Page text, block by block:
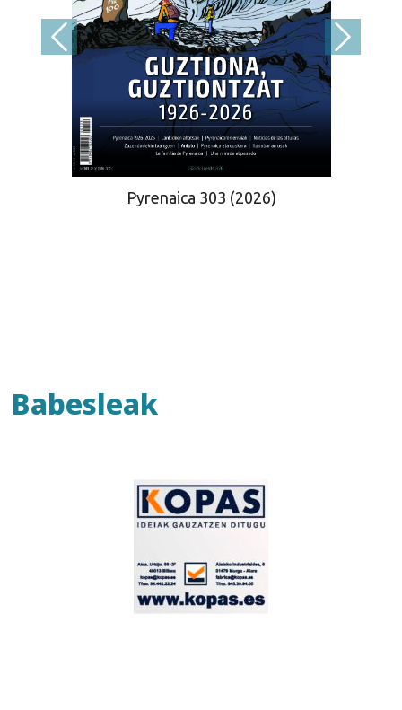
Pyrenaica 303 (2026)
Babesleak